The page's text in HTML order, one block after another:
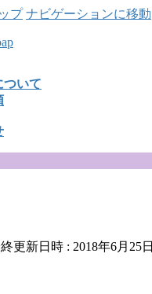
プ ナビゲーションに移動
ついて
更新日時 : 2018年6月25日